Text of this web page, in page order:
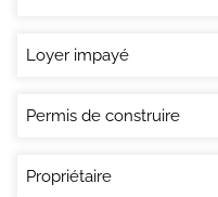
Loyer impayé
Permis de construire
Propriétaire